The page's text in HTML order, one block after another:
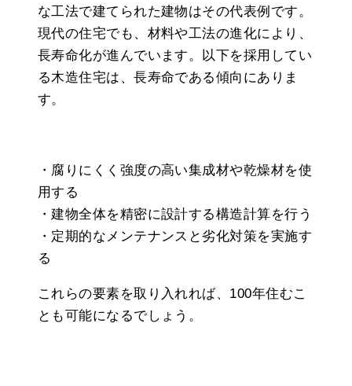
な工法で建てられた建物はその代表例です。
現代の住宅でも、材料や工法の進化により、
長寿命化が進んでいます。以下を採用してい
る木造住宅は、長寿命である傾向にありま
す。
・腐りにくく強度の高い集成材や乾燥材を使
用する
・建物全体を精密に設計する構造計算を行う
・定期的なメンテナンスと劣化対策を実施す
る
これらの要素を取り入れれば、100年住むこ
とも可能になるでしょう。